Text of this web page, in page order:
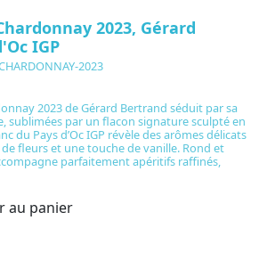
2023, Gérard
IGP
2023
2023 de Gérard Bertrand séduit par sa
sublimées par un flacon signature sculpté en
du Pays d’Oc IGP révèle des arômes délicats
fleurs et une touche de vanille. Rond et
parfaitement apéritifs raffinés,
au panier